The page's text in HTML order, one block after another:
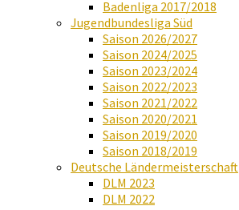
Badenliga 2017/2018
Jugendbundesliga Süd
Saison 2026/2027
Saison 2024/2025
Saison 2023/2024
Saison 2022/2023
Saison 2021/2022
Saison 2020/2021
Saison 2019/2020
Saison 2018/2019
Deutsche Ländermeisterschaft
DLM 2023
DLM 2022